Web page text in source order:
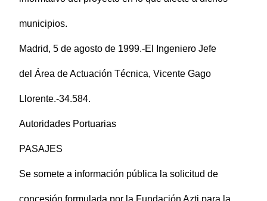
municipios.
Madrid, 5 de agosto de 1999.-El Ingeniero Jefe
del Área de Actuación Técnica, Vicente Gago
Llorente.-34.584.
Autoridades Portuarias
PASAJES
Se somete a información pública la solicitud de